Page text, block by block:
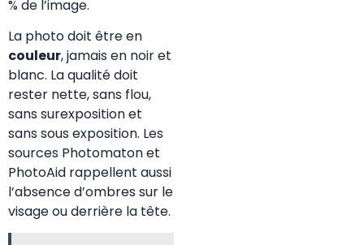
% de l’image.
La photo doit être en
couleur, jamais en noir et
blanc. La qualité doit
rester nette, sans flou,
sans surexposition et
sans sous exposition. Les
sources Photomaton et
PhotoAid rappellent aussi
l’absence d’ombres sur le
visage ou derrière la tête.